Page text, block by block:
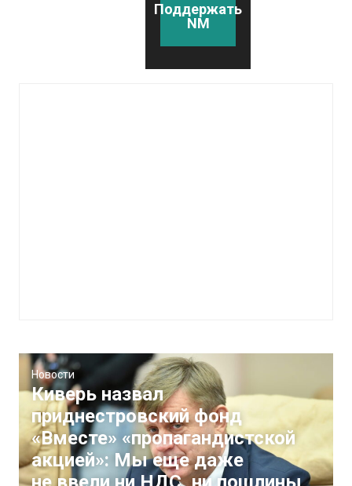
Поддержать
NM
Новости
Киверь назвал
приднестровский фонд
«Вместе» «пропагандистской
акцией»: Мы еще даже